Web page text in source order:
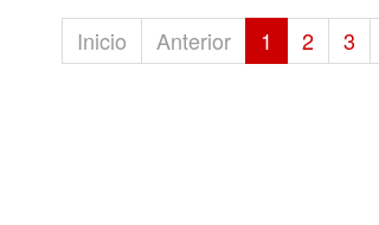
Inicio Anterior 1 2 3